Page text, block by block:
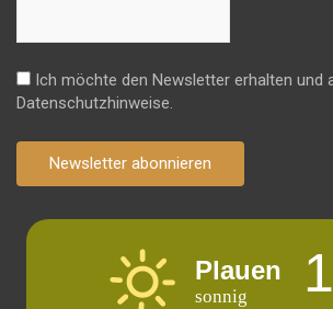
Ich möchte den Newsletter erhalten und
Datenschutzhinweise.
Newsletter abonnieren
Plauen
sonnig